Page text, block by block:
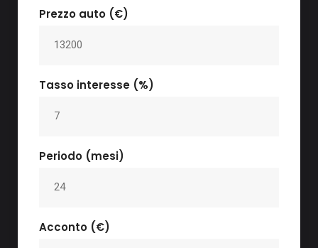
Prezzo auto (€)
Tasso interesse (%)
Periodo (mesi)
Acconto (€)